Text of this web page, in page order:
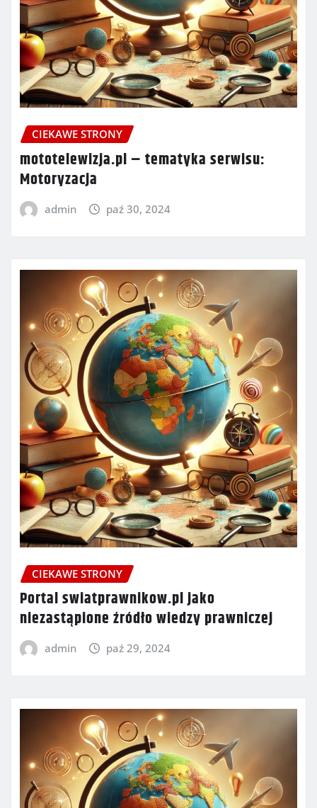
CIEKAWE STRONY
mototelewizja.pl – tematyka serwisu:
Motoryzacja
admin paź 30, 2024
CIEKAWE STRONY
Portal swiatprawnikow.pl jako
niezastąpione źródło wiedzy prawniczej
admin paź 29, 2024